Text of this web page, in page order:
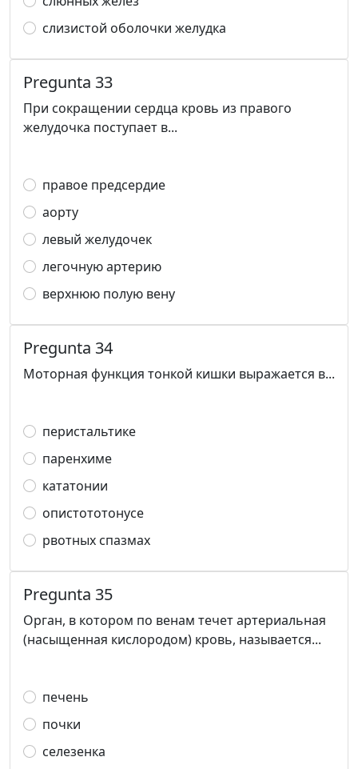
слизистой оболочки желудка
Pregunta 33
При сокращении сердца кровь из правого
желудочка поступает в...
правое предсердие
аорту
левый желудочек
легочную артерию
верхнюю полую вену
Pregunta 34
Моторная функция тонкой кишки выражается в...
перистальтике
паренхиме
кататонии
опистототонусе
рвотных спазмах
Pregunta 35
Орган, в котором по венам течет артериальная
(насыщенная кислородом) кровь, называется...
печень
почки
селезенка